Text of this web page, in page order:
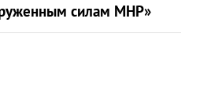
силам МНР»